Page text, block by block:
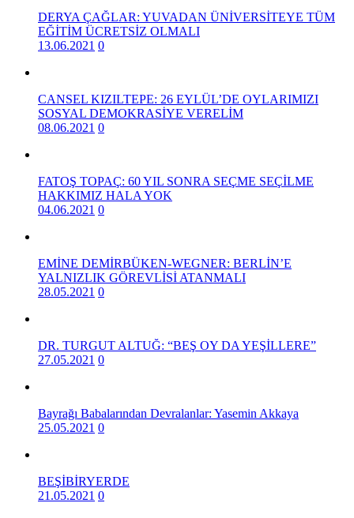
DERYA ÇAĞLAR: YUVADAN ÜNİVERSİTEYE TÜM
EĞİTİM ÜCRETSİZ OLMALI
13.06.2021 0
CANSEL KIZILTEPE: 26 EYLÜL’DE OYLARIMIZI
SOSYAL DEMOKRASİYE VERELİM
08.06.2021 0
FATOŞ TOPAÇ: 60 YIL SONRA SEÇME SEÇİLME
HAKKIMIZ HALA YOK
04.06.2021 0
EMİNE DEMİRBÜKEN-WEGNER: BERLİN’E
YALNIZLIK GÖREVLİSİ ATANMALI
28.05.2021 0
DR. TURGUT ALTUĞ: “BEŞ OY DA YEŞİLLERE”
27.05.2021 0
Bayrağı Babalarından Devralanlar: Yasemin Akkaya
25.05.2021 0
BEŞİBİRYERDE
21.05.2021 0